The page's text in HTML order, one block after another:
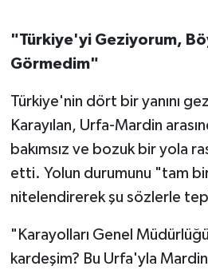
​"Türkiye'yi Geziyorum,
Görmedim"
​Türkiye'nin dört bir yanını
Karayılan, Urfa-Mardin
bakımsız ve bozuk bir yola
etti. Yolun durumunu "tam
nitelendirerek şu sözlerle
​"Karayolları Genel
kardeşim? Bu Urfa'yla